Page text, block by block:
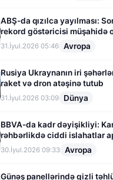
ABŞ-da qızılca yayılması:
rekord göstəricisi müşahidə
31.İyul.2026 05:46 Avropa
Rusiya Ukraynanın iri
raket və dron atəşinə tutub
31.İyul.2026 03:09 Dünya
BBVA-da kadr dəyişikliyi:
rəhbərlikdə ciddi islahatlar
30.İyul.2026 09:33 Avropa
Günəş panellərində gizli